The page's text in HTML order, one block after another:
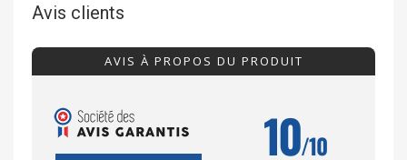
Avis clients
AVIS À PROPOS DU PRODUIT
10/10